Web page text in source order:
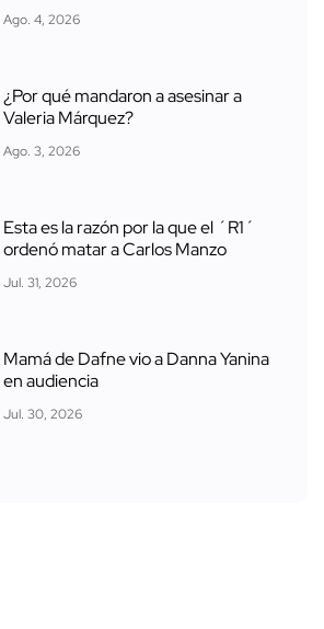
Ago. 4, 2026
¿Por qué mandaron a asesinar a
Valeria Márquez?
Ago. 3, 2026
Esta es la razón por la que el ´R1´
ordenó matar a Carlos Manzo
Jul. 31, 2026
Mamá de Dafne vio a Danna Yanina
en audiencia
Jul. 30, 2026